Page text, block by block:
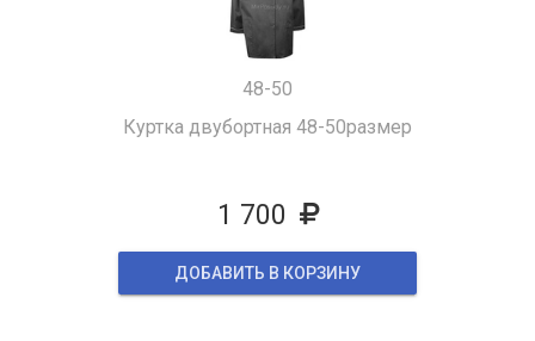
48-50
Куртка двубортная 48-50размер
1 700
ДОБАВИТЬ В КОРЗИНУ